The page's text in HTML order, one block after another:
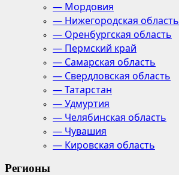
— Мордовия
— Нижегородская область
— Оренбургская область
— Пермский край
— Самарская область
— Свердловская область
— Татарстан
— Удмуртия
— Челябинская область
— Чувашия
— Кировская область
Регионы